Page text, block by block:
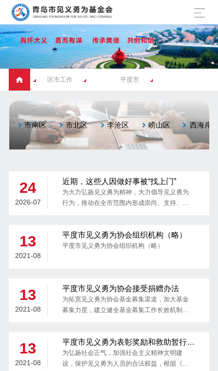
区市工作 平度市
市南区 市北区 李沧区 崂山区 西海岸
24
2026-07
近期，这些人因做好事被“找上门”
为大力弘扬见义勇为精神，大力倡导见义勇为
行为，推动在全市范围内形成崇尚、支持、敢
到见义勇为先进个人（群体）所在单位为挺身
而出的平民英雄送上专属荣誉。
13
2021-08
平度市见义勇为协会组织机构（略）
平度市见义勇为协会组织机构（略）
13
2021-08
平度市见义勇为协会接受捐赠办法
为拓宽见义勇为协会基金募集渠道，加大基金
募集力度，建立健全基金募集工作长效机制，
勇为协会章程》，制定本办法。
13
2021-08
平度市见义勇为表彰奖励和救助暂行办
法
为弘扬社会正气，加强社会主义精神文明建
设，保护见义勇为人员的合法权益，根据《山